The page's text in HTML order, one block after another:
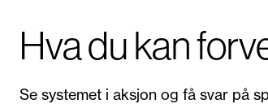
Hva du kan
Se systemet i aksjon og få svar på